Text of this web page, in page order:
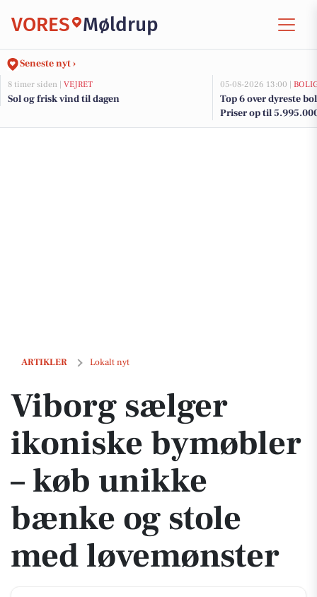
VORES Møldrup
Seneste nyt ›
8 timer siden | VEJRET
Sol og frisk vind til dagen
05-08-2026 13:00 |
Top 6 over dyreste
Priser op til
ARTIKLER Lokalt nyt
Viborg sælger ikoniske bymøbler – køb unikke bænke og stole med
Viborg sælger
ikoniske bymøbler
– køb unikke
bænke og stole
med løvemønster